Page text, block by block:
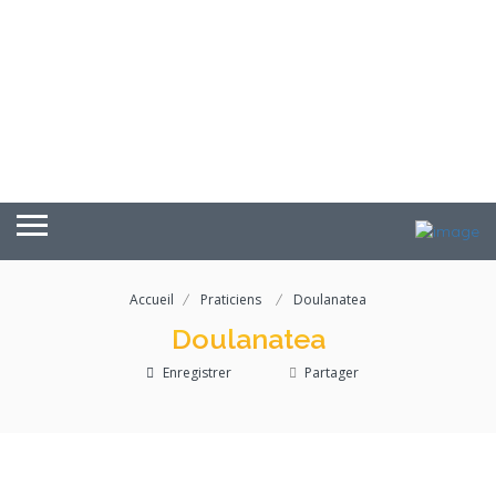
Accueil Praticiens Doulanatea
Doulanatea
Enregistrer Partager